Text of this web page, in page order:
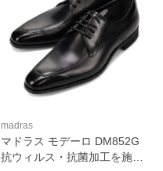
madras
マドラス モデーロ DM852G
抗ウィルス・抗菌加工を施し